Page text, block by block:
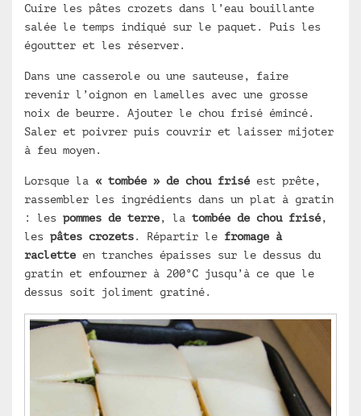
Cuire les pâtes crozets dans l’eau bouillante
salée le temps indiqué sur le paquet. Puis les
égoutter et les réserver.
Dans une casserole ou une sauteuse, faire
revenir l’oignon en lamelles avec une grosse
noix de beurre. Ajouter le chou frisé émincé.
Saler et poivrer puis couvrir et laisser mijoter
à feu moyen.
Lorsque la « tombée » de chou frisé est prête,
rassembler les ingrédients dans un plat à gratin
: les pommes de terre, la tombée de chou frisé,
les pâtes crozets. Répartir le fromage à
raclette en tranches épaisses sur le dessus du
gratin et enfourner à 200°C jusqu’à ce que le
dessus soit joliment gratiné.